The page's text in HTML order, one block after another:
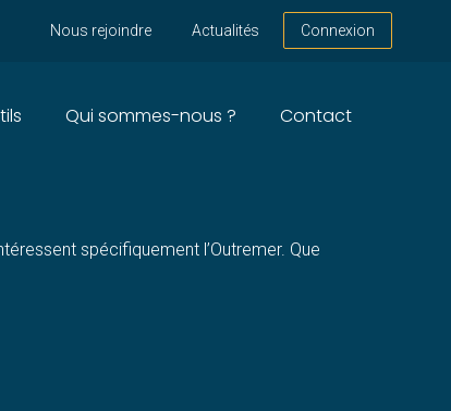
Nous rejoindre Actualités Connexion
Qui sommes-nous ? Contact
spécifiquement l’Outremer. Que